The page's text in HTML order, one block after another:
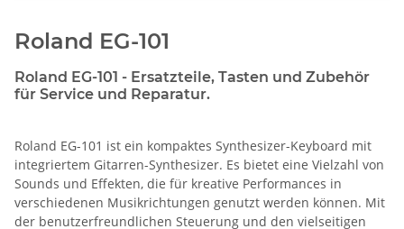
Roland EG-101
Roland EG-101 - Ersatzteile, Tasten und Zubehör
für Service und Reparatur.
Roland EG-101 ist ein kompaktes Synthesizer-Keyboard mit
integriertem Gitarren-Synthesizer. Es bietet eine Vielzahl von
Sounds und Effekten, die für kreative Performances in
verschiedenen Musikrichtungen genutzt werden können. Mit
der benutzerfreundlichen Steuerung und den vielseitigen